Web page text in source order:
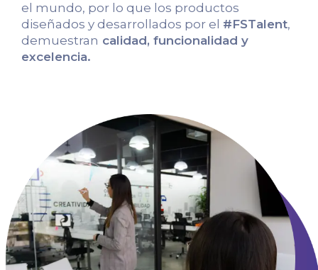
el mundo, por lo que los productos
diseñados y desarrollados por el #FSTalent,
demuestran calidad, funcionalidad y
excelencia.